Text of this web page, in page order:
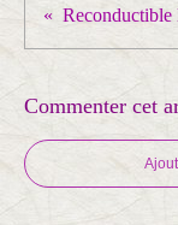
Commenter cet